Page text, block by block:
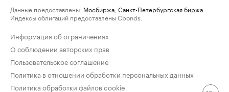
Данные предоставлены: Мосбиржа Санкт-Петербургская биржа
Индексы облигаций предоставлены Cbonds.
Информация об ограничениях
О соблюдении авторских прав
Пользовательское соглашение
Политика в отношении обработки персональных данных
Политика обработки файлов cookie